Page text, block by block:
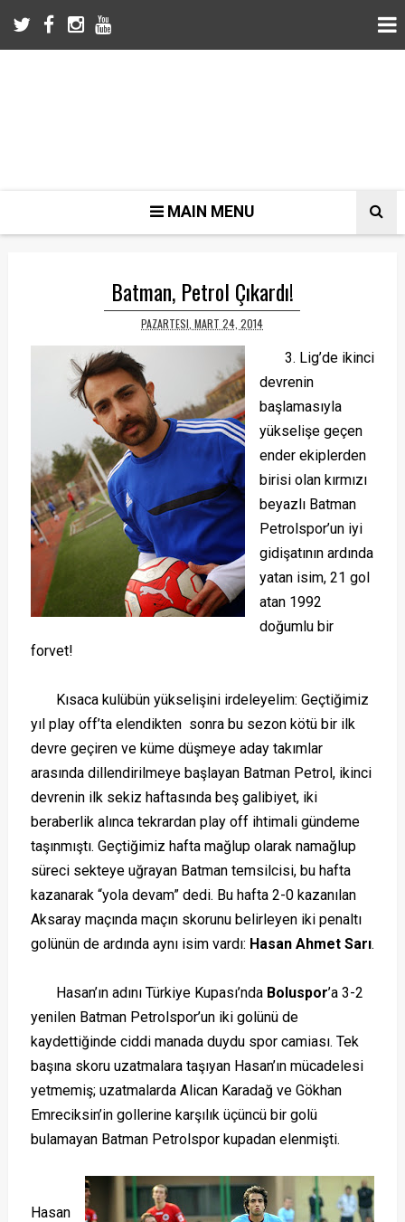
MAIN MENU
Batman, Petrol Çıkardı!
PAZARTESI, MART 24, 2014
3. Lig’de ikinci
devrenin
başlamasıyla
yükselişe geçen
ender ekiplerden
birisi olan kırmızı
beyazlı Batman
Petrolspor’un iyi
gidişatının ardında
yatan isim, 21 gol
atan 1992
doğumlu bir
forvet!
Kısaca kulübün yükselişini irdeleyelim: Geçtiğimiz
yıl play off’ta elendikten sonra bu sezon kötü bir ilk
devre geçiren ve küme düşmeye aday takımlar
arasında dillendirilmeye başlayan Batman Petrol, ikinci
devrenin ilk sekiz haftasında beş galibiyet, iki
beraberlik alınca tekrardan play off ihtimali gündeme
taşınmıştı. Geçtiğimiz hafta mağlup olarak namağlup
süreci sekteye uğrayan Batman temsilcisi, bu hafta
kazanarak “yola devam” dedi. Bu hafta 2-0 kazanılan
Aksaray maçında maçın skorunu belirleyen iki penaltı
golünün de ardında aynı isim vardı: Hasan Ahmet Sarı.
Hasan’ın adını Türkiye Kupası’nda Boluspor’a 3-2
yenilen Batman Petrolspor’un iki golünü de
kaydettiğinde ciddi manada duydu spor camiası. Tek
başına skoru uzatmalara taşıyan Hasan’ın mücadelesi
yetmemiş; uzatmalarda Alican Karadağ ve Gökhan
Emreciksin’in gollerine karşılık üçüncü bir golü
bulamayan Batman Petrolspor kupadan elenmişti.
Hasan